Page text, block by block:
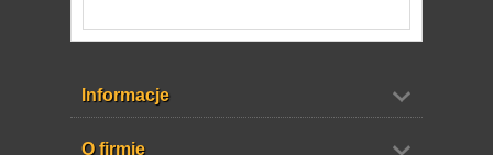
Informacje
O firmie